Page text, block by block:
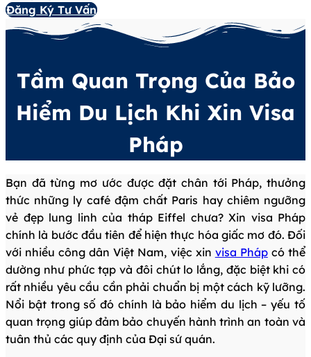
Đăng Ký Tư Vấn
Tầm Quan Trọng Của Bảo
Hiểm Du Lịch Khi Xin Visa
Pháp
Bạn đã từng mơ ước được đặt chân tới Pháp, thưởng
thức những ly café đậm chất Paris hay chiêm ngưỡng
vẻ đẹp lung linh của tháp Eiffel chưa? Xin visa Pháp
chính là bước đầu tiên để hiện thực hóa giấc mơ đó. Đối
với nhiều công dân Việt Nam, việc xin visa Phápcó thể
dường như phức tạp và đôi chút lo lắng, đặc biệt khi có
rất nhiều yêu cầu cần phải chuẩn bị một cách kỹ lưỡng.
Nổi bật trong số đó chính là bảo hiểm du lịch – yếu tố
quan trọng giúp đảm bảo chuyến hành trình an toàn và
tuân thủ các quy định của Đại sứ quán.